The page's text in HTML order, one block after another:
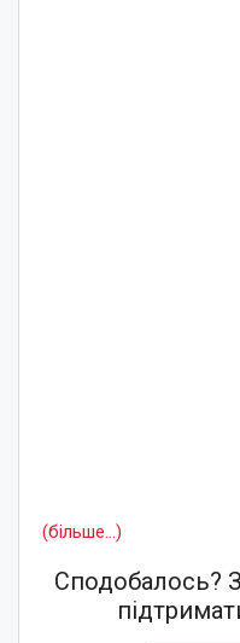
(більше…)
Сподобалось?